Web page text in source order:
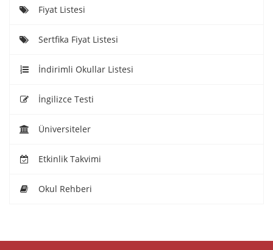
Fiyat Listesi
Sertfika Fiyat Listesi
İndirimli Okullar Listesi
İngilizce Testi
Üniversiteler
Etkinlik Takvimi
Okul Rehberi